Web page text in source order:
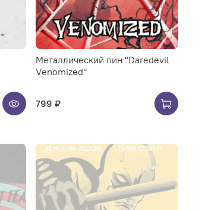
Металлический пин "Daredevil
Venomized"
799 ₽